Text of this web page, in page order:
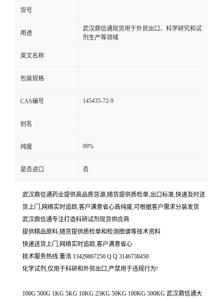
货号
用途
武汉鼎信通现货用于外贸出口、科学研究和试
剂生产等领域
英文名称
包装规格
CAS编号 145435-72-9
别名
纯度 99%
是否进口 否
武汉鼎信通药业提供高品质货源,随货提供质检单,出口标准,快递及时送
货上门,网络实时追踪,客户满意省心高纯度,可根据客户需求分装发货
武汉鼎信通专注打造科研试剂现货供应商
提供精品原料,随货提供质检单和检测图谱等技术资料
快递送货上门,网络实时追踪,客户满意省心
技术服务热线:董浩 13429867250 Q Q 3146738450
化学试剂,仅用于科研和外贸出口,严禁用于违规行为!
100G 500G 1KG 5KG 10KG 25KG 50KG 100KG 500KG 武汉鼎信通大